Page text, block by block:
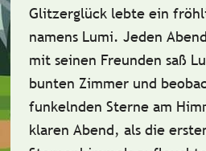
Glitzerglücklebte ein
namens Lumi. Jeden
mit seinen Freunden saß
bunten Zimmer und
funkelnden Sterne am
klaren Abend, als die